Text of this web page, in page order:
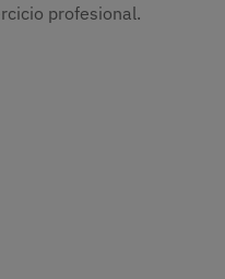
profesional.